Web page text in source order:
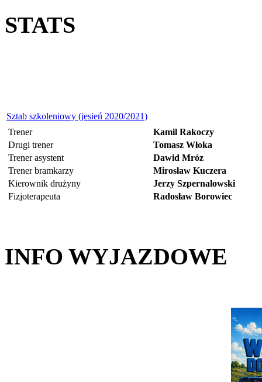
STATS
Sztab szkoleniowy (jesień 2020/2021)
Trener
Kamil Rakoczy
Drugi trener
Tomasz Włoka
Trener asystent
Dawid Mróz
Trener bramkarzy
Mirosław Kuczera
Kierownik drużyny
Jerzy Szpernalowski
Fizjoterapeuta
Radosław Borowiec
INFO WYJAZDOWE